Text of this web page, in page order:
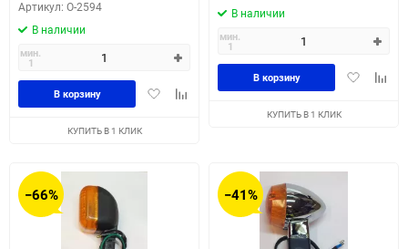
Артикул: O-2594
В наличии
мин.
1
ДобавитьДобавить
В корзину
КУПИТЬ В 1 КЛИК
В наличии
мин.
1
Добавить
В корзину
КУПИТЬ В 1 КЛИК
−66% −41%